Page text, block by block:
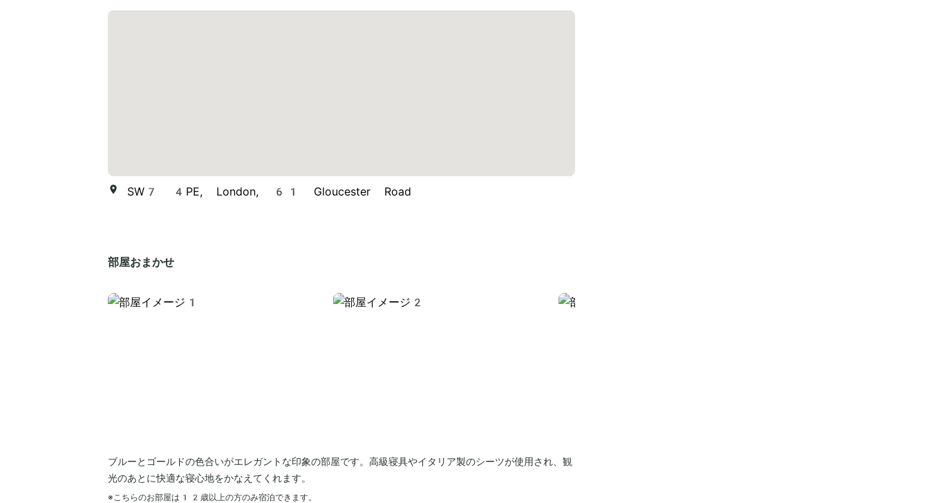
SW7 4PE, London, 61 Gloucester Road
部屋おまかせ
ブルーとゴールドの色合いがエレガントな印象の部屋です。高級寝具やイタリア製のシーツが使用され、観
光のあとに快適な寝心地をかなえてくれます。
※こちらのお部屋は 12 歳以上の方のみ宿泊できます。